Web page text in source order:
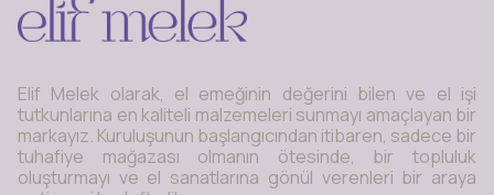
Elif Melek olarak, el emeğinin değerini bilen ve el işi
tutkunlarına en kaliteli malzemeleri sunmayı amaçlayan bir
markayız. Kuruluşunun başlangıcından itibaren, sadece bir
tuhafiye mağazası olmanın ötesinde, bir topluluk
oluşturmayı ve el sanatlarına gönül verenleri bir araya